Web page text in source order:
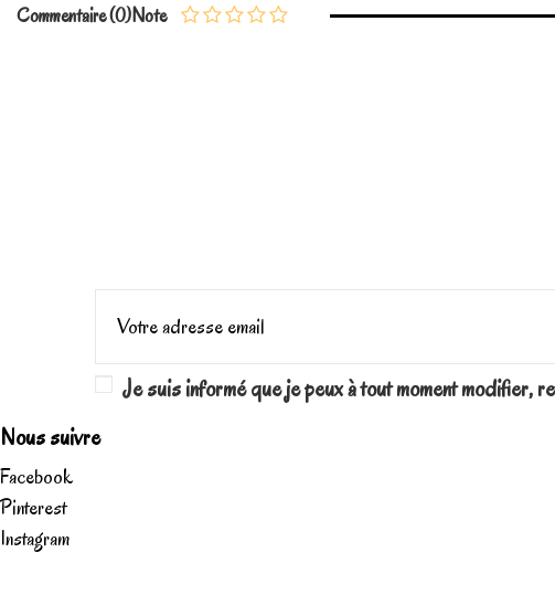
Note
Commentaire (0)
Je suis informé que je peux à tout moment
Nous suivre
Facebook
Pinterest
Instagram